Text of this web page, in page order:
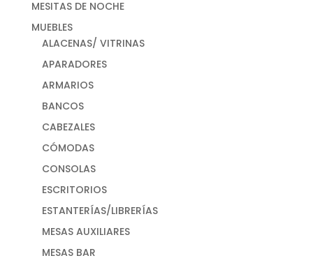
MESITAS DE NOCHE
MUEBLES
ALACENAS/ VITRINAS
APARADORES
ARMARIOS
BANCOS
CABEZALES
CÓMODAS
CONSOLAS
ESCRITORIOS
ESTANTERÍAS/LIBRERÍAS
MESAS AUXILIARES
MESAS BAR